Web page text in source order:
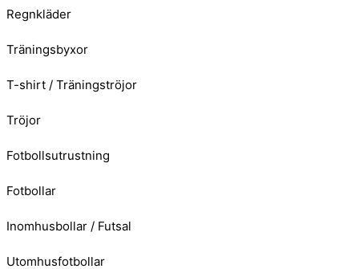
Regnkläder
Träningsbyxor
T-shirt / Träningströjor
Tröjor
Fotbollsutrustning
Fotbollar
Inomhusbollar / Futsal
Utomhusfotbollar